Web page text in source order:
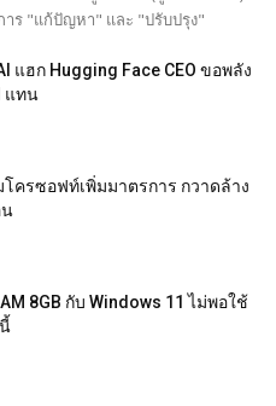
ร "แก้ปัญหา" และ "ปรับปรุง"
แฮก Hugging Face CEO ขอพลัง
แทน
ครซอฟท์เพิ่มมาตรการ กวาดล้าง
น
8GB กับ Windows 11 ไม่พอใช้